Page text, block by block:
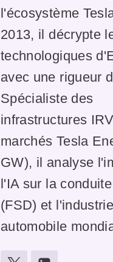
l'écosystème
2013, il décrypte
technologiques
avec une rigueur
Spécialiste des
infrastructures
marchés Tesla
GW), il analyse
l'IA sur la
(FSD) et l'industrie
automobile